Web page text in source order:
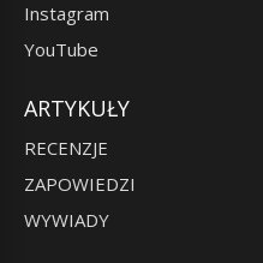
Instagram
YouTube
ARTYKUŁY
RECENZJE
ZAPOWIEDZI
WYWIADY